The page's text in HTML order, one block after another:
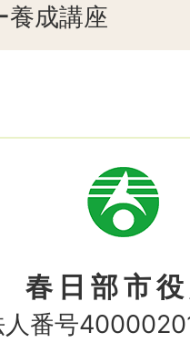
養成講座
市
章
春日部市
人番号